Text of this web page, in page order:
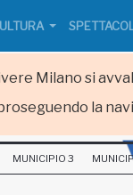
Milano si
la
MUNICIPIO 3